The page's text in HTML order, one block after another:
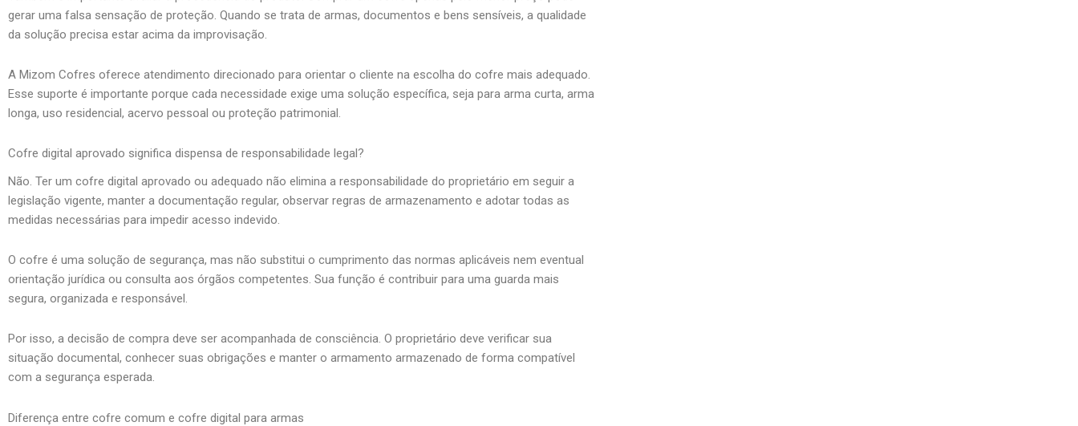
gerar uma falsa sensação de proteção. Quando se trata de armas, documentos e bens sensíveis, a qualidade
da solução precisa estar acima da improvisação.
A Mizom Cofres oferece atendimento direcionado para orientar o cliente na escolha do cofre mais adequado.
Esse suporte é importante porque cada necessidade exige uma solução específica, seja para arma curta, arma
longa, uso residencial, acervo pessoal ou proteção patrimonial.
Cofre digital aprovado significa dispensa de responsabilidade legal?
Não. Ter um cofre digital aprovado ou adequado não elimina a responsabilidade do proprietário em seguir a
legislação vigente, manter a documentação regular, observar regras de armazenamento e adotar todas as
medidas necessárias para impedir acesso indevido.
O cofre é uma solução de segurança, mas não substitui o cumprimento das normas aplicáveis nem eventual
orientação jurídica ou consulta aos órgãos competentes. Sua função é contribuir para uma guarda mais
segura, organizada e responsável.
Por isso, a decisão de compra deve ser acompanhada de consciência. O proprietário deve verificar sua
situação documental, conhecer suas obrigações e manter o armamento armazenado de forma compatível
com a segurança esperada.
Diferença entre cofre comum e cofre digital para armas